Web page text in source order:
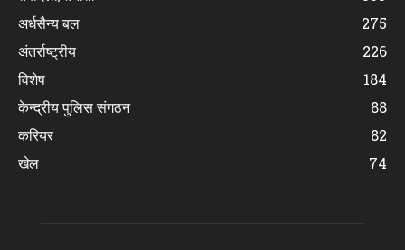
अर्धसैन्य बल
275
अंतर्राष्ट्रीय
226
विशेष
184
केन्द्रीय पुलिस संगठन
88
करियर
82
खेल
74